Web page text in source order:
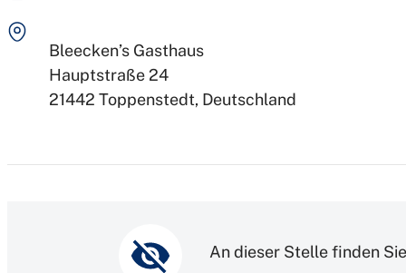
Bleecken’s Gasthaus
Hauptstraße 24
21442 Toppenstedt Deutschland
An dieser Stelle finden